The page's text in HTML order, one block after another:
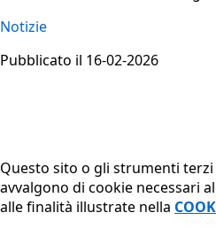
Notizie
Pubblicato il 16-02-2026
Questo sito o gli strumenti
avvalgono di cookie necessari
alle finalità illustrate nella